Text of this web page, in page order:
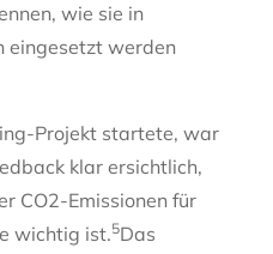
wie sie in
eingesetzt werden
Projekt startete, war
klar ersichtlich,
CO2-Emissionen für
wichtig ist.5Das